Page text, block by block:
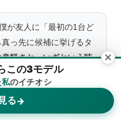
が友人に「最初の1台ど
っ先に候補に挙げるタ
軽さと、いざという時
本当に便利。ただし繰り
状態では機内持ち込み
、帰り＝拡張」を前提
トップ サイドバー
この3モデル
のイチオシ
る→